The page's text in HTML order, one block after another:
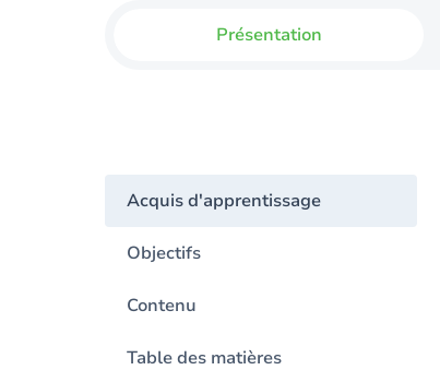
Présentation
Acquis d'apprentissage
Objectifs
Contenu
Table des matières